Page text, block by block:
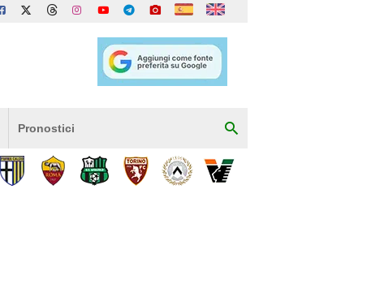
Pronostici